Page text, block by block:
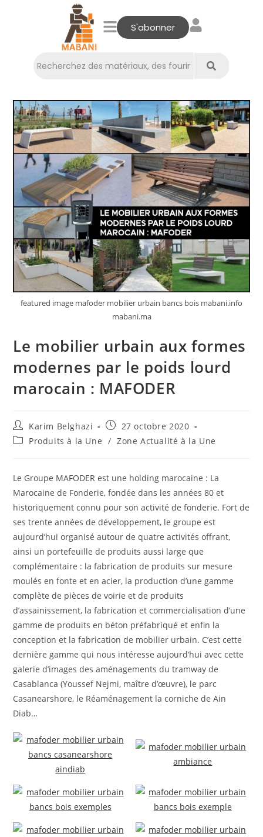
S'abonner
featured image mafoder mobilier urbain bancs bois mabani.info
mabani.ma
Le mobilier urbain aux formes
modernes par le poids lourd
marocain : MAFODER
Karim Belghazi
27 octobre 2020
Produits à la Une / Zone Actualité à la Une
Le Groupe MAFODER est une holding marocaine : La
Marocaine de Fonderie, fondée dans les années 80 et
historiquement connu pour son activité de fonderie. Fort de
ses trente années de développement, le groupe est
aujourd’hui organisé autour de quatre activités offrant,
ainsi un portefeuille de produits aussi large que
complémentaire : la fabrication de produits sur mesure
moulés en fonte et en acier, la production d’une gamme
complète de pièces de voirie et de produits
d’assainissement, la fabrication et commercialisation d’une
gamme de produits en béton préfabriqué et enfin la
conception et la fabrication de mobilier urbain. C’est cette
dernière gamme qui nous intéresse aujourd’hui avec cette
galerie d’images des aménagements du tramway de
Casablanca (Youssef Nejmi, maître d’œuvre), le parc
Casanearshore, le Réaménagement la corniche de Ain
Diab…